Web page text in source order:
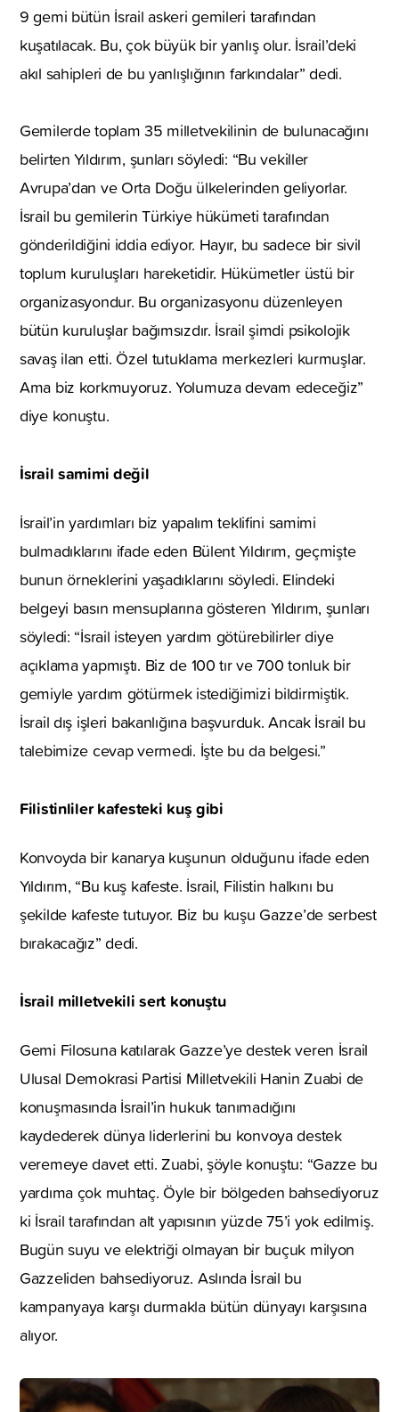
9 gemi bütün İsrail askeri gemileri tarafından
kuşatılacak. Bu, çok büyük bir yanlış olur. İsrail’deki
akıl sahipleri de bu yanlışlığının farkındalar” dedi.
Gemilerde toplam 35 milletvekilinin de bulunacağını
belirten Yıldırım, şunları söyledi: “Bu vekiller
Avrupa’dan ve Orta Doğu ülkelerinden geliyorlar.
İsrail bu gemilerin Türkiye hükümeti tarafından
gönderildiğini iddia ediyor. Hayır, bu sadece bir sivil
toplum kuruluşları hareketidir. Hükümetler üstü bir
organizasyondur. Bu organizasyonu düzenleyen
bütün kuruluşlar bağımsızdır. İsrail şimdi psikolojik
savaş ilan etti. Özel tutuklama merkezleri kurmuşlar.
Ama biz korkmuyoruz. Yolumuza devam edeceğiz”
diye konuştu.
İsrail samimi değil
İsrail’in yardımları biz yapalım teklifini samimi
bulmadıklarını ifade eden Bülent Yıldırım, geçmişte
bunun örneklerini yaşadıklarını söyledi. Elindeki
belgeyi basın mensuplarına gösteren Yıldırım, şunları
söyledi: “İsrail isteyen yardım götürebilirler diye
açıklama yapmıştı. Biz de 100 tır ve 700 tonluk bir
gemiyle yardım götürmek istediğimizi bildirmiştik.
İsrail dış işleri bakanlığına başvurduk. Ancak İsrail bu
talebimize cevap vermedi. İşte bu da belgesi.”
Filistinliler kafesteki kuş gibi
Konvoyda bir kanarya kuşunun olduğunu ifade eden
Yıldırım, “Bu kuş kafeste. İsrail, Filistin halkını bu
şekilde kafeste tutuyor. Biz bu kuşu Gazze’de serbest
bırakacağız” dedi.
İsrail milletvekili sert konuştu
Gemi Filosuna katılarak Gazze’ye destek veren İsrail
Ulusal Demokrasi Partisi Milletvekili Hanin Zuabi de
konuşmasında İsrail’in hukuk tanımadığını
kaydederek dünya liderlerini bu konvoya destek
veremeye davet etti. Zuabi, şöyle konuştu: “Gazze bu
yardıma çok muhtaç. Öyle bir bölgeden bahsediyoruz
ki İsrail tarafından alt yapısının yüzde 75’i yok edilmiş.
Bugün suyu ve elektriği olmayan bir buçuk milyon
Gazzeliden bahsediyoruz. Aslında İsrail bu
kampanyaya karşı durmakla bütün dünyayı karşısına
alıyor.